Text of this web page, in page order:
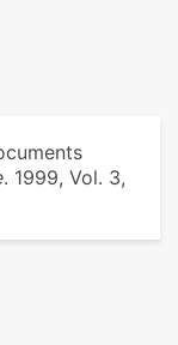
. 1999, Vol. 3,